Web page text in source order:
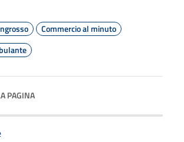
Commercio al minuto
PAGINA